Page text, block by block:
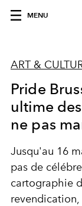
MENU
ART &
Pride
ultime
ne pas
Jusqu'au 16
pas de
cartographie